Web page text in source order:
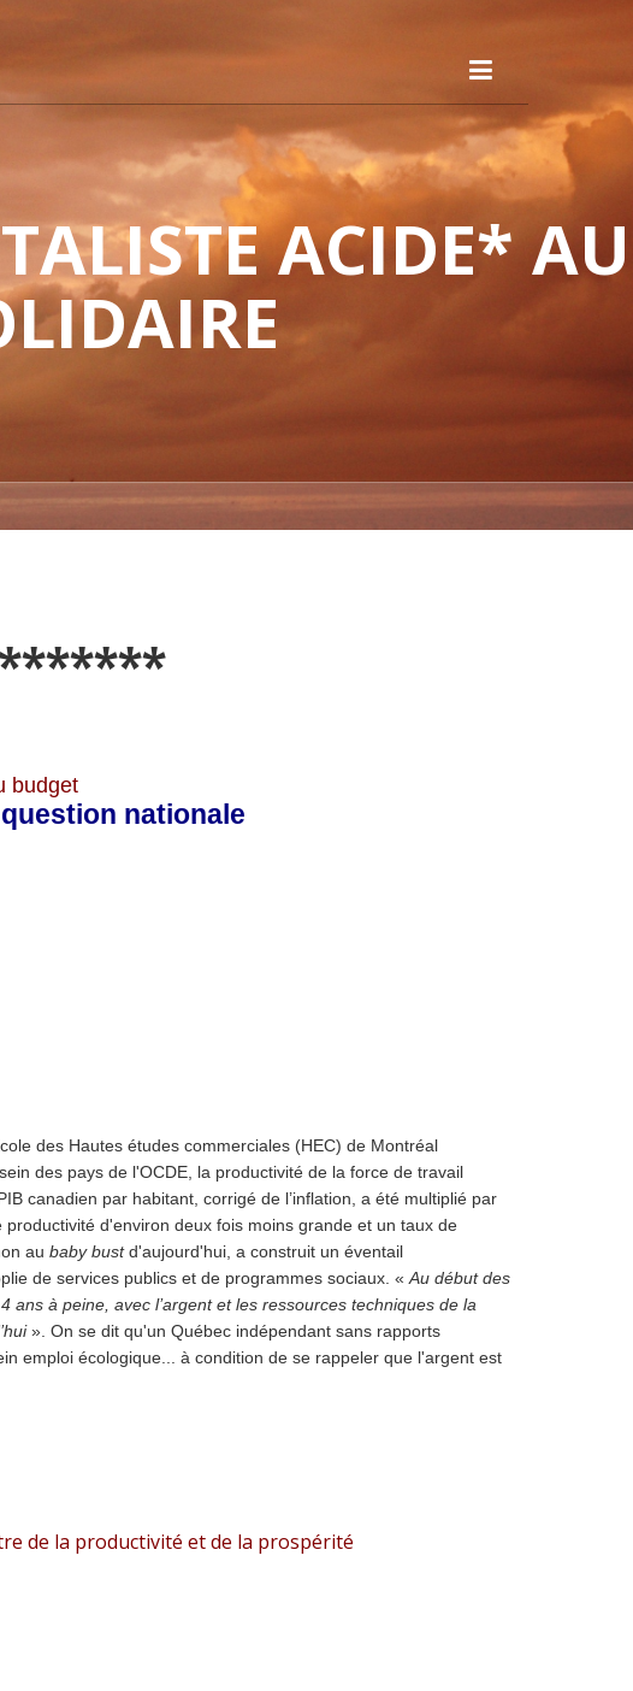
ACIDE* AU
budget
nationale
des Hautes études commerciales (HEC) de Montréal
des pays de l'OCDE, la productivité de la force de travail
canadien par habitant, corrigé de l’inflation, a été multiplié par
d'environ deux fois moins grande et un taux de
au baby bustd'aujourd'hui, a construit un éventail
de services publics et de programmes sociaux. « Au début des
à peine, avec l’argent et les ressources techniques de la
». On se dit qu'un Québec indépendant sans rapports
emploi écologique... à condition de se rappeler que l'argent est
de la productivité et de la prospérité